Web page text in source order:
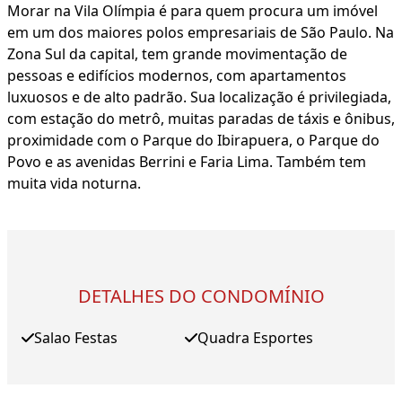
Morar na Vila Olímpia é para quem procura um imóvel
em um dos maiores polos empresariais de São Paulo. Na
Zona Sul da capital, tem grande movimentação de
pessoas e edifícios modernos, com apartamentos
luxuosos e de alto padrão. Sua localização é privilegiada,
com estação do metrô, muitas paradas de táxis e ônibus,
proximidade com o Parque do Ibirapuera, o Parque do
Povo e as avenidas Berrini e Faria Lima. Também tem
muita vida noturna.
DETALHES DO CONDOMÍNIO
Salao Festas Quadra Esportes